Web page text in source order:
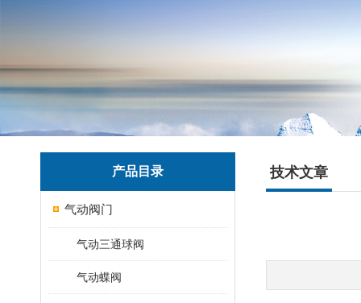
产品目录
气动阀门
气动三通球阀
气动蝶阀
技术文章